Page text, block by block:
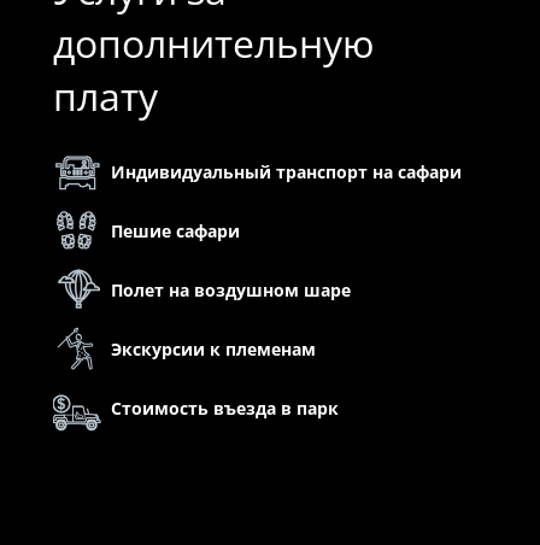
дополнительную
плату
Индивидуальный транспорт на сафари
Пешие сафари
Полет на воздушном шаре
Экскурсии к племенам
Стоимость въезда в парк